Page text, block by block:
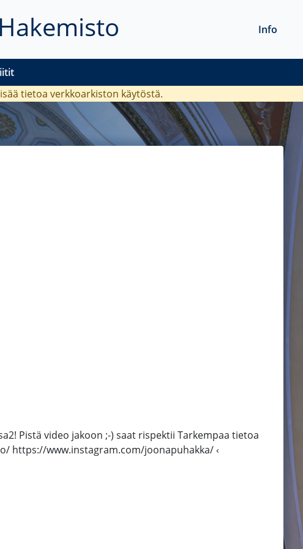
Info
tietoa verkkoarkiston käytöstä.
Pistä video jakoon ;-) saat rispektii Tarkempaa tietoa
https://www.instagram.com/joonapuhakka/ ‹